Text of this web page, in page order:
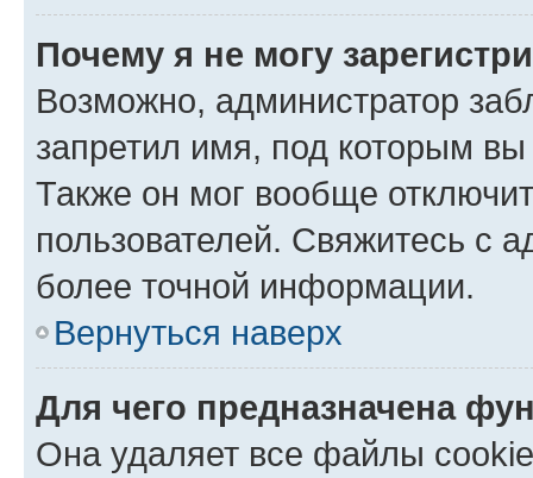
Почему я не могу
Возможно, администратор
запретил имя, под которым вы
Также он мог вообще
пользователей. Свяжитесь с
более точной информации.
Вернуться наверх
Для чего предназначена
Она удаляет все файлы